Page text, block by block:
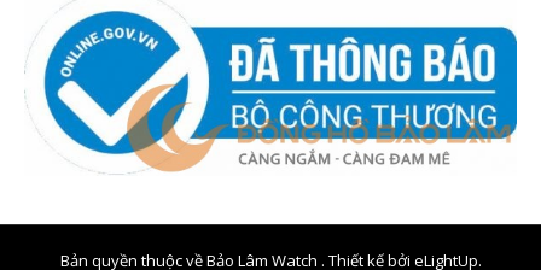
Bản quyền thuộc về Bảo Lâm Watch . Thiết kế bởi eLightUp.